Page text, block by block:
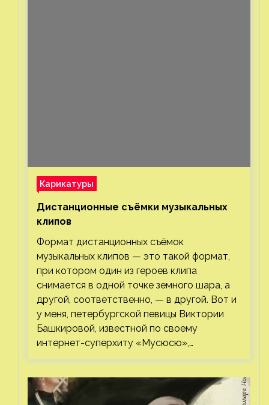
Карикатуры
Дистанционные съёмки музыкальных
клипов⁠⁠
Формат дистанционных съёмок
музыкальных клипов — это такой формат,
при котором один из героев клипа
снимается в одной точке земного шара, а
другой, соответственно, — в другой. Вот и
у меня, петербургской певицы Виктории
Башкировой, известной по своему
интернет-суперхиту «Мусюсю»,…